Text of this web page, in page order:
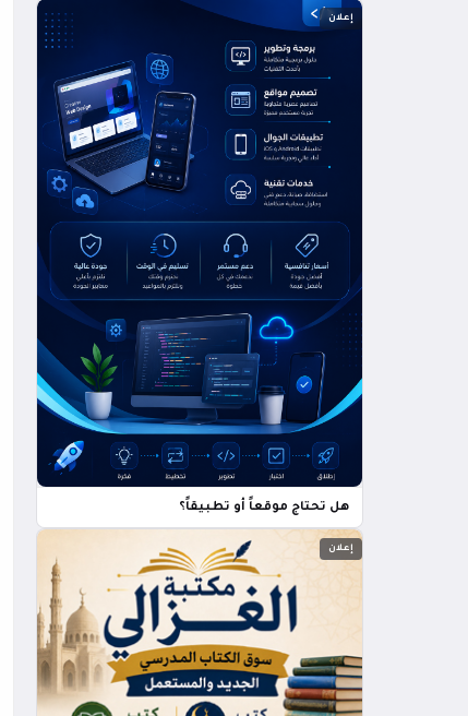
إعلان
هل تحتاج موقعاً أو تطبيقاً؟
إعلان